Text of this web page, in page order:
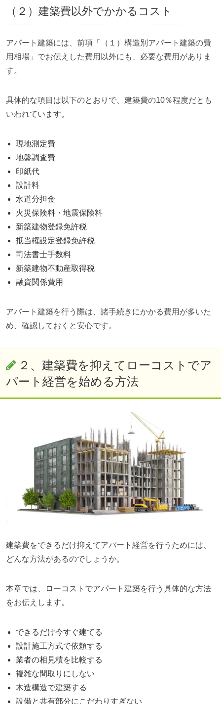
（２）建築費以外でかかるコスト
アパート建築には、前項「（１）構造別アパート建築の費
用相場」でお伝えした費用以外にも、必要な費用がありま
す。
具体的な項目は以下のとおりで、建築費の10％程度だとも
いわれています。
現地測定費
地盤調査費
印紙代
設計料
水道分担金
火災保険料・地震保険料
新築建物登録免許税
抵当権設定登録免許税
司法書士手数料
新築建物不動産取得税
融資関係費用
アパート建築を行う際は、諸手続きにかかる費用が多いた
め、確認しておくと安心です。
２、建築費を抑えてローコストでア
パート経営を始める方法
建築費をできるだけ抑えてアパート経営を行うためには、
どんな方法があるのでしょうか。
本章では、ローコストでアパート建築を行う具体的な方法
をお伝えします。
できるだけ今すぐ建てる
設計施工方式で依頼する
業者の相見積を比較する
複雑な間取りにしない
木造構造で建築する
設備と共有部分にこだわりすぎない